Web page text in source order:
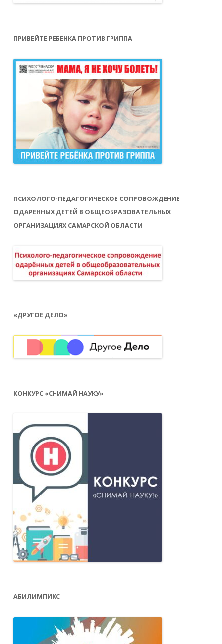
ПРИВЕЙТЕ РЕБЕНКА ПРОТИВ ГРИППА
ПСИХОЛОГО-ПЕДАГОГИЧЕСКОЕ СОПРОВОЖДЕНИЕ
ОДАРЕННЫХ ДЕТЕЙ В ОБЩЕОБРАЗОВАТЕЛЬНЫХ
ОРГАНИЗАЦИЯХ САМАРСКОЙ ОБЛАСТИ
«ДРУГОЕ ДЕЛО»
КОНКУРС «СНИМАЙ НАУКУ»
АБИЛИМПИКС